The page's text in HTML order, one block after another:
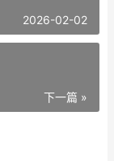
2026-02-02
下一篇 »